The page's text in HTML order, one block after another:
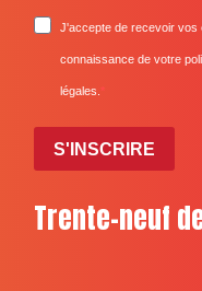
J'accepte de recevoir vos
connaissance de votre
légales.
S'INSCRIRE
Trente-neuf